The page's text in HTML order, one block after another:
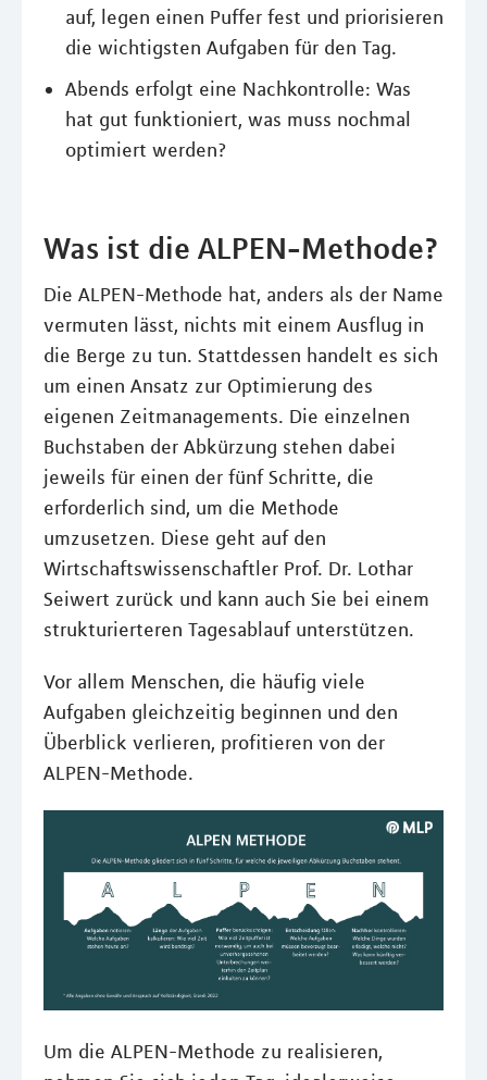
auf, legen einen Puffer fest und priorisieren
die wichtigsten Aufgaben für den Tag.
Abends erfolgt eine Nachkontrolle: Was
hat gut funktioniert, was muss nochmal
optimiert werden?
Was ist die ALPEN-Methode?
Die ALPEN-Methode hat, anders als der Name
vermuten lässt, nichts mit einem Ausflug in
die Berge zu tun. Stattdessen handelt es sich
um einen Ansatz zur Optimierung des
eigenen Zeitmanagements. Die einzelnen
Buchstaben der Abkürzung stehen dabei
jeweils für einen der fünf Schritte, die
erforderlich sind, um die Methode
umzusetzen. Diese geht auf den
Wirtschaftswissenschaftler Prof. Dr. Lothar
Seiwert zurück und kann auch Sie bei einem
strukturierteren Tagesablauf unterstützen.
Vor allem Menschen, die häufig viele
Aufgaben gleichzeitig beginnen und den
Überblick verlieren, profitieren von der
ALPEN-Methode.
Um die ALPEN-Methode zu realisieren,